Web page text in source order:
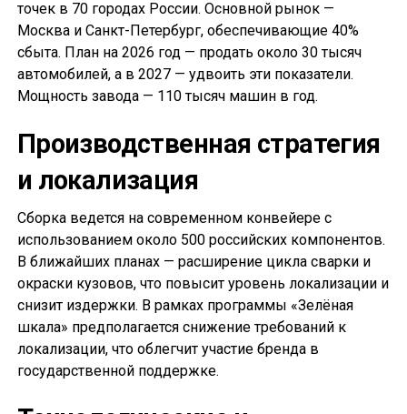
точек в 70 городах России. Основной рынок —
Москва и Санкт-Петербург, обеспечивающие 40%
сбыта. План на 2026 год — продать около 30 тысяч
автомобилей, а в 2027 — удвоить эти показатели.
Мощность завода — 110 тысяч машин в год.
Производственная стратегия
и локализация
Сборка ведется на современном конвейере с
использованием около 500 российских компонентов.
В ближайших планах — расширение цикла сварки и
окраски кузовов, что повысит уровень локализации и
снизит издержки. В рамках программы «Зелёная
шкала» предполагается снижение требований к
локализации, что облегчит участие бренда в
государственной поддержке.